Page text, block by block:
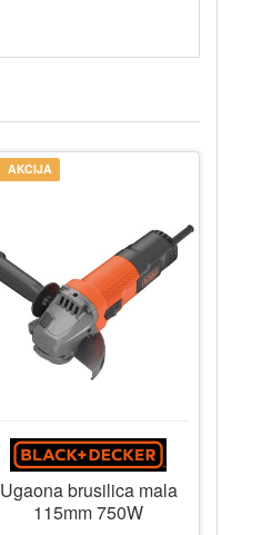
AKCIJA
Ugaona brusilica mala
115mm 750W